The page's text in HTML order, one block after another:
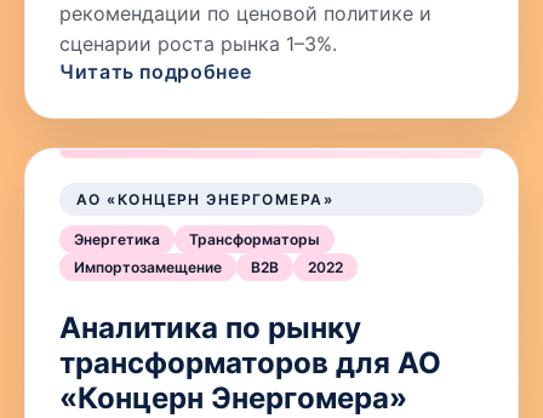
рекомендации по ценовой политике и
сценарии роста рынка 1–3%.
Читать подробнее
АО «КОНЦЕРН ЭНЕРГОМЕРА»
Энергетика
Трансформаторы
Импортозамещение
B2B 2022
Аналитика по рынку
трансформаторов для АО
«Концерн Энергомера»